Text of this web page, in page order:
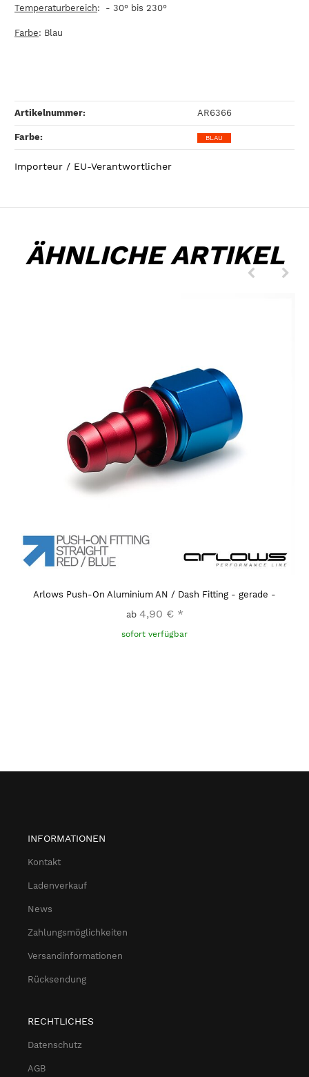
Temperaturbereich: - 30° bis 230°
Farbe: Blau
Artikelnummer: AR6366
Farbe‍: BLAU
Importeur / EU-Verantwortlicher
ÄHNLICHE ARTIKEL
Arlows Push-On Aluminium AN / Dash Fitting - gerade -
ab 4,90 € *
sofort verfügbar
INFORMATIONEN
Kontakt
Ladenverkauf
News
Zahlungsmöglichkeiten
Versandinformationen
Rücksendung
RECHTLICHES
Datenschutz
AGB